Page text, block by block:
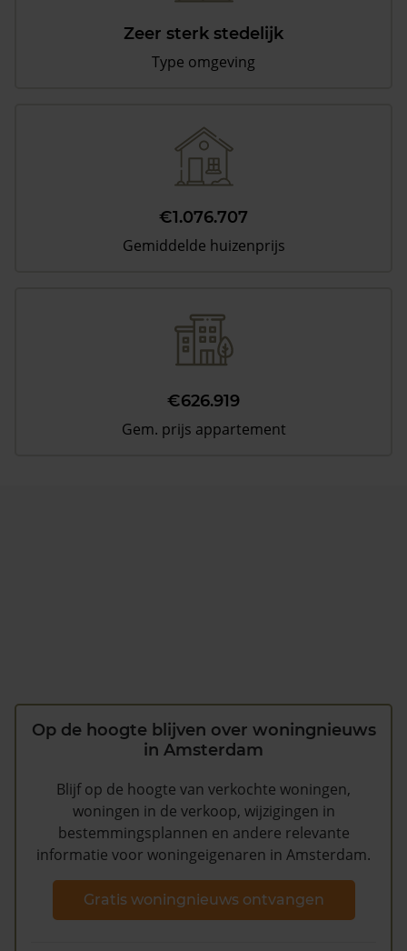
Zeer sterk stedelijk
Type omgeving
€1.076.707
Gemiddelde huizenprijs
€626.919
Gem. prijs appartement
Op de hoogte blijven over woningnieuws
in Amsterdam
Blijf op de hoogte van verkochte woningen,
woningen in de verkoop, wijzigingen in
bestemmingsplannen en andere relevante
informatie voor woningeigenaren in Amsterdam.
Gratis woningnieuws ontvangen